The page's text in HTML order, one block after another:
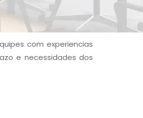
com experiencias
e necessidades dos